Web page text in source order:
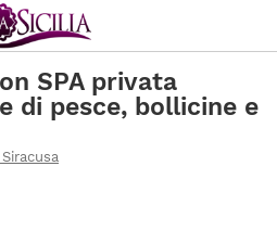
SPA privata
di pesce, bollicine e